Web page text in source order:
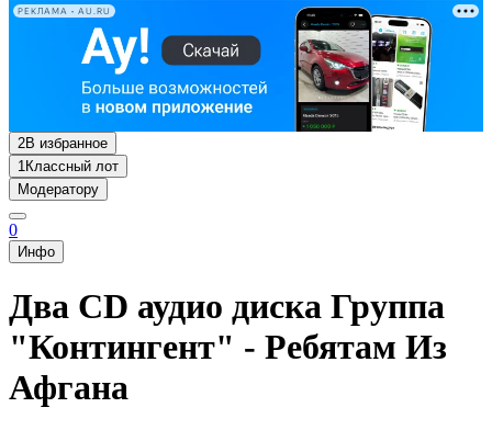
РЕКЛАМА • AU.RU
2В избранное
1Классный лот
Модератору
0
Инфо
Два CD аудио диска Группа
"Контингент" - Ребятам Из
Афгана